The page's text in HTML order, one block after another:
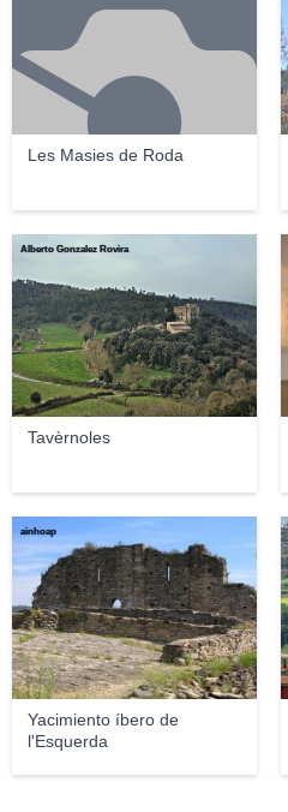
Les Masies de Roda
Tavèrnoles
Alberto Gonzalez Rovira
Yacimiento íbero de
l'Esquerda
ainhoap